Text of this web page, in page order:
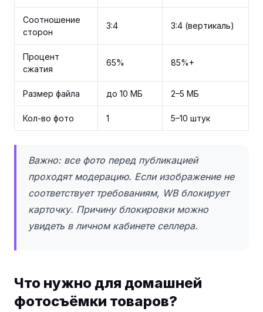
Соотношение
сторон
3:4 3:4 (вертикаль)
Процент
сжатия
65% 85%+
Размер файла до 10 МБ 2–5 МБ
Кол-во фото 1 5–10 штук
Важно: все фото перед публикацией
проходят модерацию. Если изображение не
соответствует требованиям, WB блокирует
карточку. Причину блокировки можно
увидеть в личном кабинете селлера.
Что нужно для домашней
фотосъёмки товаров?